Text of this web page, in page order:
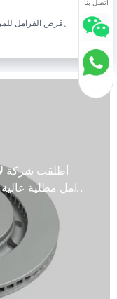
قرص الفرامل
ضمان قرص الفرامل
أطلقت شركة
فرامل مطلية
خصيصًا
99% من
للسوق
الكربون،
التوازن
اتصل بنا